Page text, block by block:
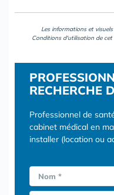
Les informations et
Conditions d'utilisation de
RECHERCHE
Professionnel de
cabinet médical en
installer (location ou
Nom *